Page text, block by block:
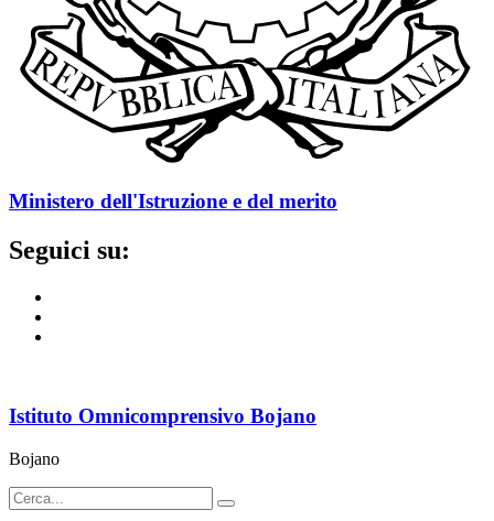
Ministero dell'Istruzione e del merito
Seguici su:
Istituto Omnicomprensivo Bojano
Bojano